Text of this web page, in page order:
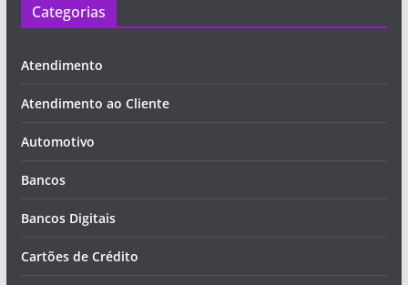
Categorias
Atendimento
Atendimento ao Cliente
Automotivo
Bancos
Bancos Digitais
Cartões de Crédito